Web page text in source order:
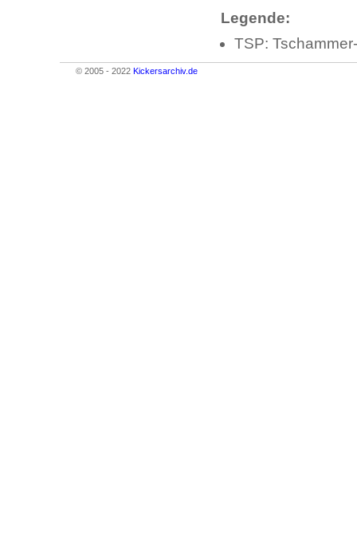
Legende:
TSP:
© 2005 - 2022 Kickersarchiv.de